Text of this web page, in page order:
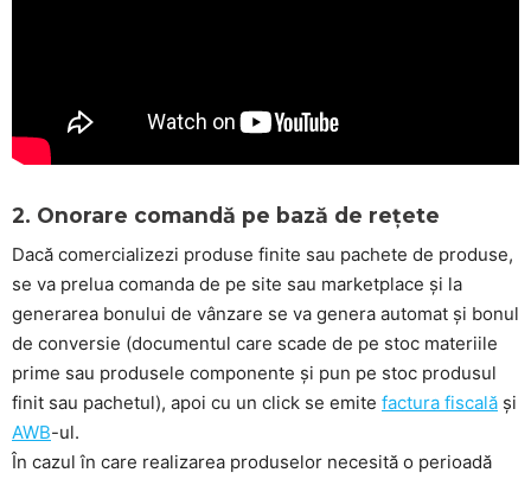
2. Onorare comandă pe bază de rețete
Dacă comercializezi produse finite sau pachete de produse,
se va prelua comanda de pe site sau marketplace și la
generarea bonului de vânzare se va genera automat și bonul
de conversie (documentul care scade de pe stoc materiile
prime sau produsele componente și pun pe stoc produsul
finit sau pachetul), apoi cu un click se emite factura fiscală și
AWB-ul.
În cazul în care realizarea produselor necesită o perioadă